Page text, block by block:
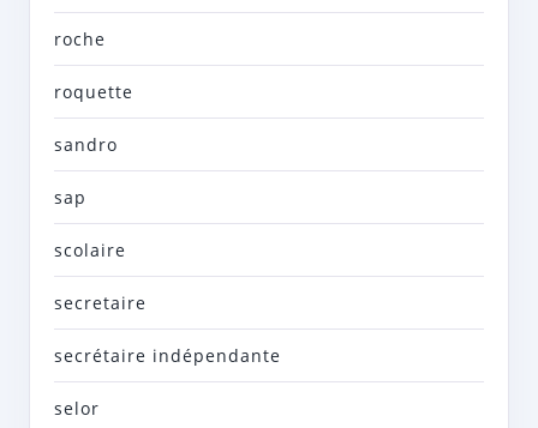
roche
roquette
sandro
sap
scolaire
secretaire
secrétaire indépendante
selor